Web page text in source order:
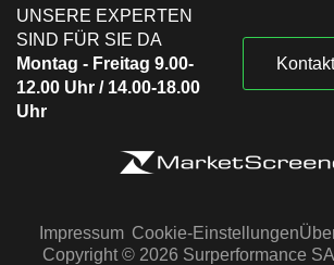
UNSERE EXPERTEN
SIND FÜR SIE DA
Montag - Freitag 9.00-
12.00 Uhr / 14.00-18.00
Uhr
Impressum Cookie-Einstellungen
Copyright © 2026 Surperformance